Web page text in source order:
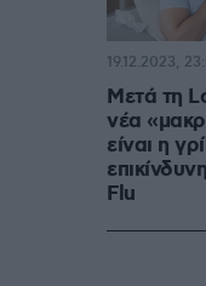
Μετά τη
νέα
είναι η
Flu
19.12.2023,